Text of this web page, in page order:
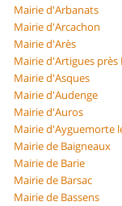
Mairie d'Arbanats
Mairie d'Arcachon
Mairie d'Arès
Mairie d'Artigues près
Mairie d'Asques
Mairie d'Audenge
Mairie d'Auros
Mairie d'Ayguemorte
Mairie de Baigneaux
Mairie de Barie
Mairie de Barsac
Mairie de Bassens